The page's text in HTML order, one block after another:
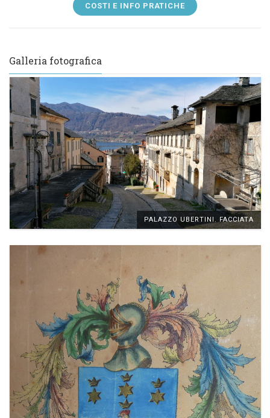
COSTI E INFO PRATICHE
Galleria fotografica
PALAZZO UBERTINI. FACCIATA